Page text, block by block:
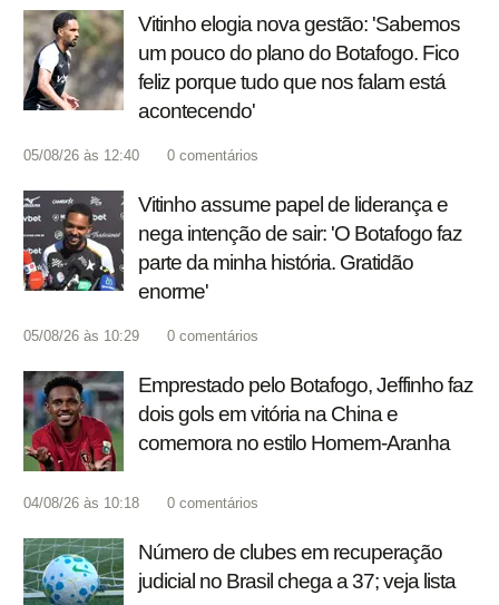
Vitinho elogia nova gestão: 'Sabemos
um pouco do plano do Botafogo. Fico
feliz porque tudo que nos falam está
acontecendo'
05/08/26 às 12:40 0 comentários
Vitinho assume papel de liderança e
nega intenção de sair: 'O Botafogo faz
parte da minha história. Gratidão
enorme'
05/08/26 às 10:29 0 comentários
Emprestado pelo Botafogo, Jeffinho faz
dois gols em vitória na China e
comemora no estilo Homem-Aranha
04/08/26 às 10:18 0 comentários
Número de clubes em recuperação
judicial no Brasil chega a 37; veja lista